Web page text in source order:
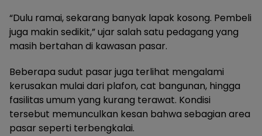
“Dulu ramai, sekarang banyak lapak kosong. Pembeli
juga makin sedikit,” ujar salah satu pedagang yang
masih bertahan di kawasan pasar.
Beberapa sudut pasar juga terlihat mengalami
kerusakan mulai dari plafon, cat bangunan, hingga
fasilitas umum yang kurang terawat. Kondisi
tersebut memunculkan kesan bahwa sebagian area
pasar seperti terbengkalai.